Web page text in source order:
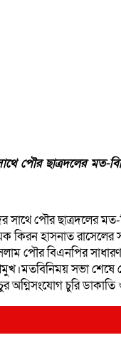
পৌর ছাত্রদলের মত-
সাথে পৌর ছাত্রদলের
কিরন হাসনাত
পৌর বিএনপির
সভা শেষে
অগ্নিসংযোগ চুরি